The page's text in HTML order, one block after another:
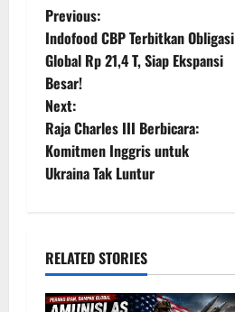
P
o
s
t
n
v
i
Previous:
Indofood CBP Terbitkan Obligasi
Global Rp 21,4 T, Siap Ekspansi
Besar!
Next:
Raja Charles III Berbicara:
Komitmen Inggris untuk
Ukraina Tak Luntur
RELATED STORIES